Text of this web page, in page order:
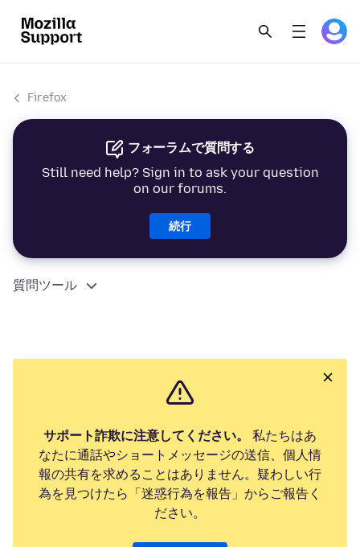
Firefox
フォーラムで質問する
Still need help? Sign in to ask your question
on our forums.
続行
質問ツール
サポート詐欺に注意してください。
私たちはあ
なたに通話やショートメッセージの送信、個人情
報の共有を求めることはありません。疑わしい行
為を見つけたら「迷惑行為を報告」からご報告く
ださい。